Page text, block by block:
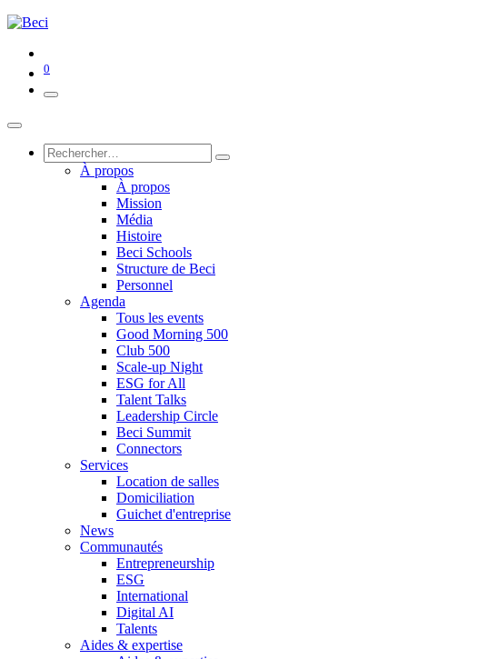
0
À propos
À propos
Mission
Média
Histoire
Beci Schools
Structure de Beci
Personnel
Agenda
Tous les events
Good Morning 500
Club 500
Scale-up Night
ESG for All
Talent Talks
Leadership Circle
Beci Summit
Connectors
Services
Location de salles
Domiciliation
Guichet d'entreprise
News
Communautés
Entrepreneurship
ESG
International
Digital AI
Talents
Aides & expertise